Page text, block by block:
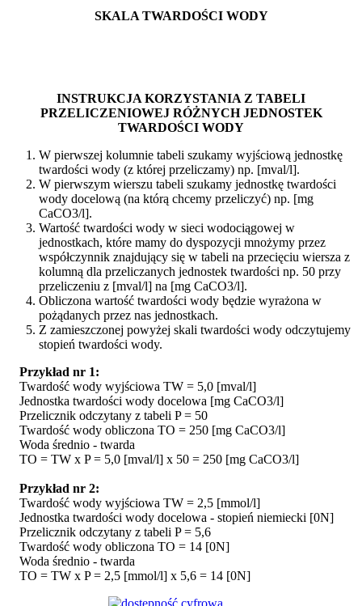
SKALA TWARDOŚCI WODY
INSTRUKCJA KORZYSTANIA Z TABELI
PRZELICZENIOWEJ RÓŻNYCH JEDNOSTEK
TWARDOŚCI WODY
W pierwszej kolumnie tabeli szukamy wyjściową jednostkę
twardości wody (z której przeliczamy) np. [mval/l].
W pierwszym wierszu tabeli szukamy jednostkę twardości
wody docelową (na którą chcemy przeliczyć) np. [mg
CaCO3/l].
Wartość twardości wody w sieci wodociągowej w
jednostkach, które mamy do dyspozycji mnożymy przez
współczynnik znajdujący się w tabeli na przecięciu wiersza z
kolumną dla przeliczanych jednostek twardości np. 50 przy
przeliczeniu z [mval/l] na [mg CaCO3/l].
Obliczona wartość twardości wody będzie wyrażona w
pożądanych przez nas jednostkach.
Z zamieszczonej powyżej skali twardości wody odczytujemy
stopień twardości wody.
Przykład nr 1:
Twardość wody wyjściowa TW = 5,0 [mval/l]
Jednostka twardości wody docelowa [mg CaCO3/l]
Przelicznik odczytany z tabeli P = 50
Twardość wody obliczona TO = 250 [mg CaCO3/l]
Woda średnio - twarda
TO = TW x P = 5,0 [mval/l] x 50 = 250 [mg CaCO3/l]
Przykład nr 2:
Twardość wody wyjściowa TW = 2,5 [mmol/l]
Jednostka twardości wody docelowa - stopień niemiecki [0N]
Przelicznik odczytany z tabeli P = 5,6
Twardość wody obliczona TO = 14 [0N]
Woda średnio - twarda
TO = TW x P = 2,5 [mmol/l] x 5,6 = 14 [0N]